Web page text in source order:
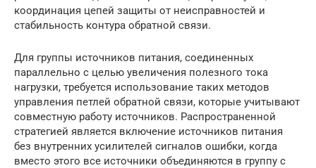
координация цепей защиты от неисправностей и
стабильность контура обратной связи.
Для группы источников питания, соединенных
параллельно с целью увеличения полезного тока
нагрузки, требуется использование таких методов
управления петлей обратной связи, которые учитывают
совместную работу источников. Распространенной
стратегией является включение источников питания
без внутренних усилителей сигналов ошибки, когда
вместо этого все источники объединяются в группу с